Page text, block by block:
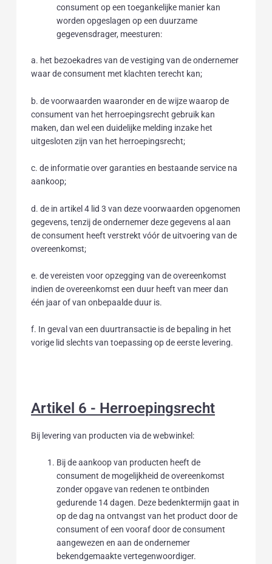
consument op een toegankelijke manier kan
worden opgeslagen op een duurzame
gegevensdrager, meesturen:
a. het bezoekadres van de vestiging van de ondernemer
waar de consument met klachten terecht kan;
b. de voorwaarden waaronder en de wijze waarop de
consument van het herroepingsrecht gebruik kan
maken, dan wel een duidelijke melding inzake het
uitgesloten zijn van het herroepingsrecht;
c. de informatie over garanties en bestaande service na
aankoop;
d. de in artikel 4 lid 3 van deze voorwaarden opgenomen
gegevens, tenzij de ondernemer deze gegevens al aan
de consument heeft verstrekt vóór de uitvoering van de
overeenkomst;
e. de vereisten voor opzegging van de overeenkomst
indien de overeenkomst een duur heeft van meer dan
één jaar of van onbepaalde duur is.
f. In geval van een duurtransactie is de bepaling in het
vorige lid slechts van toepassing op de eerste levering.
Artikel 6 - Herroepingsrecht
Bij levering van producten via de webwinkel:
Bij de aankoop van producten heeft de
consument de mogelijkheid de overeenkomst
zonder opgave van redenen te ontbinden
gedurende 14 dagen. Deze bedenktermijn gaat in
op de dag na ontvangst van het product door de
consument of een vooraf door de consument
aangewezen en aan de ondernemer
bekendgemaakte vertegenwoordiger.